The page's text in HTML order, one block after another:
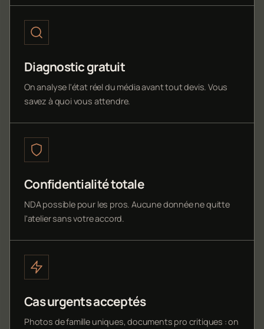
Diagnostic gratuit
On analyse l'état réel du média avant tout devis. Vous
savez à quoi vous attendre.
Confidentialité totale
NDA possible pour les pros. Aucune donnée ne quitte
l'atelier sans votre accord.
Cas urgents acceptés
Photos de famille uniques, documents pro critiques : on